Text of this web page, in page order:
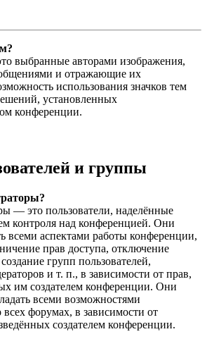
выбранные авторами изображения,
и отражающие их
использования значков тем
установленных
конференции.
и группы
— это пользователи, наделённые
контроля над конференцией. Они
всеми аспектами работы конференции,
прав доступа, отключение
групп пользователей,
и т. п., в зависимости от прав,
им создателем конференции. Они
всеми возможностями
всех форумах, в зависимости от
создателем конференции.